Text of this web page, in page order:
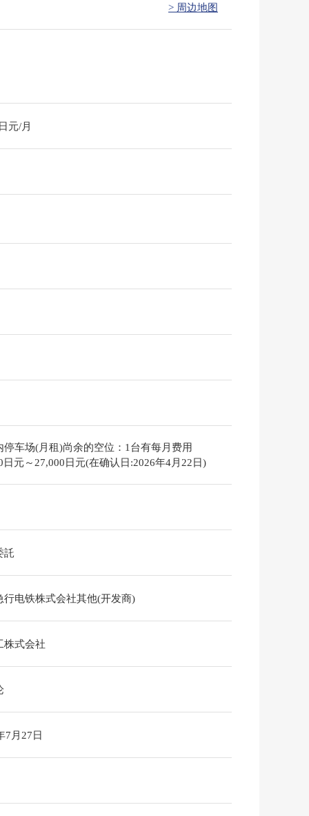
> 周边地图
元/月
停车场(月租)尚余的空位：1台有每月费用
日元～27,000日元(在确认日:2026年4月22日)
託
行电铁株式会社其他(开发商)
株式会社
7月27日